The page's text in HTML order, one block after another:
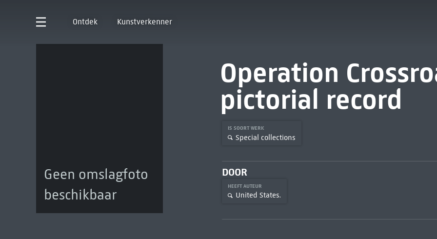
Ontdek Kunstverkenner
Geen omslagfoto
beschikbaar
Operation
pictorial record
IS SOORT WERK
Special collections
DOOR
HEEFT AUTEUR
United States.